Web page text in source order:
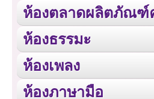
ห้องตลาดผลิตภัณฑ์
ห้องธรรมะ
ห้องเพลง
ห้องภาษามือ